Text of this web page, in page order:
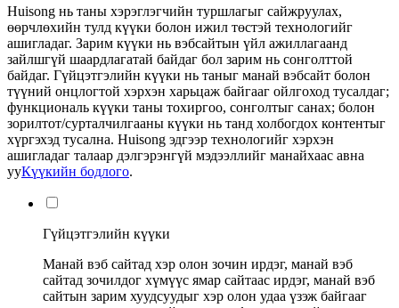
Huisong нь таны хэрэглэгчийн туршлагыг сайжруулах,
өөрчлөхийн тулд күүки болон ижил төстэй технологийг
ашигладаг. Зарим күүки нь вэбсайтын үйл ажиллагаанд
зайлшгүй шаардлагатай байдаг бол зарим нь сонголттой
байдаг. Гүйцэтгэлийн күүки нь таныг манай вэбсайт болон
түүний онцлогтой хэрхэн харьцаж байгааг ойлгоход тусалдаг;
функциональ күүки таны тохиргоо, сонголтыг санах; болон
зорилтот/сурталчилгааны күүки нь танд холбогдох контентыг
хүргэхэд тусална. Huisong эдгээр технологийг хэрхэн
ашигладаг талаар дэлгэрэнгүй мэдээллийг манайхаас авна
ууКүүкийн бодлого.
Гүйцэтгэлийн күүки
Манай вэб сайтад хэр олон зочин ирдэг, манай вэб
сайтад зочилдог хүмүүс ямар сайтаас ирдэг, манай вэб
сайтын зарим хуудсуудыг хэр олон удаа үзэж байгааг